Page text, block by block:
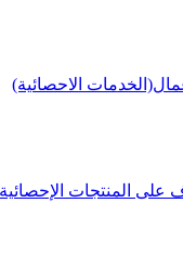
الاحصائية)
على المنتجات الإحصائية